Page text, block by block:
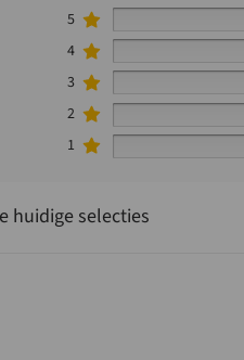
5
4
3
2
1
huidige selecties